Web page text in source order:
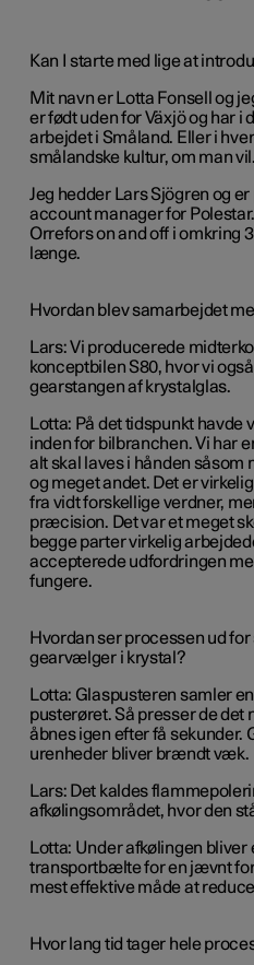
Kan I starte med lige at
Mit navn er Lotta Fonsell og
er født uden for Växjö og har i
arbejdet i Småland. Eller i
smålandske kultur, om man vil.
Jeg hedder Lars Sjögren og
account manager for
Orrefors on and off i omkring
længe.
Hvordan blev samarbejdet
Lars: Vi producerede
konceptbilen S80, hvor vi
gearstangen af krystalglas.
Lotta: På det tidspunkt havde
inden for bilbranchen. Vi har
alt skal laves i hånden
og meget andet. Det er
fra vidt forskellige verdner,
præcision. Det var et meget
begge parter virkelig
accepterede udfordringen
fungere.
Hvordan ser processen ud
gearvælger i krystal?
Lotta: Glaspusteren samler
pusterøret. Så presser de det
åbnes igen efter få sekunder.
urenheder bliver brændt væk.
Lars: Det kaldes
afkølingsområdet, hvor den
Lotta: Under afkølingen
transportbælte for en jævnt
mest effektive måde at
Hvor lang tid tager hele